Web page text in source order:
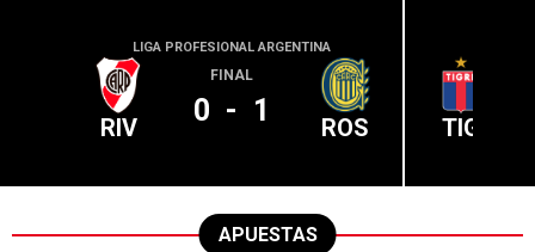
LIGA PROFESIONAL ARGENTINA
RIV
FINAL
0 - 1 ROS TIG
APUESTAS